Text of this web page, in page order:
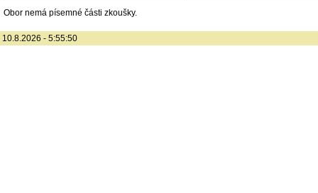
Obor nemá písemné části zkoušky.
10.8.2026 - 5:55:50